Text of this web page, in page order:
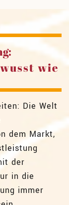
wie
Die Welt
dem Markt,
der
in die
immer